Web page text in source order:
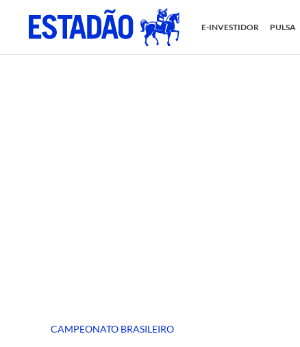
E-INVESTIDOR PULSA
CAMPEONATO BRASILEIRO